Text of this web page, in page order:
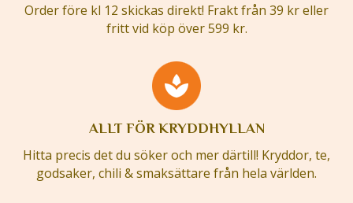
Order före kl 12 skickas direkt! Frakt från 39 kr eller
fritt vid köp över 599 kr.
ALLT FÖR KRYDDHYLLAN
Hitta precis det du söker och mer därtill! Kryddor, te,
godsaker, chili & smaksättare från hela världen.